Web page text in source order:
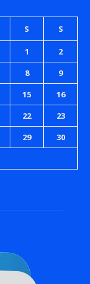
S S
1
2
8
9
15
16
22
23
29
30